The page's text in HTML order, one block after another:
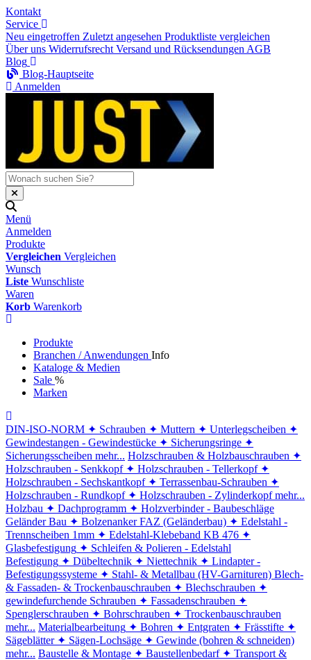
Kontakt
Service
Neu eingetroffen Zuletzt angesehen Produktliste vergleichen
Über uns Widerrufsrecht Versand und Rücksendungen AGB
Blog
Blog-Hauptseite
Anmelden
Menü
Anmelden
Produkte
Vergleichen Vergleichen
Wunsch
Liste Wunschliste
Waren
Korb Warenkorb
Produkte
Branchen / Anwendungen Info
Kataloge & Medien
Sale %
Marken
DIN-ISO-NORM ✦ Schrauben ✦ Muttern ✦ Unterlegscheiben ✦
Gewindestangen - Gewindestücke ✦ Sicherungsringe ✦
Sicherungsscheiben mehr... Holzschrauben & Holzbauschrauben ✦
Holzschrauben - Senkkopf ✦ Holzschrauben - Tellerkopf ✦
Holzschrauben - Sechskantkopf ✦ Terrassenbau-Schrauben ✦
Holzschrauben - Rundkopf ✦ Holzschrauben - Zylinderkopf mehr...
Holzbau ✦ Dachprogramm ✦ Holzverbinder - Baubeschläge
Geländer Bau ✦ Bolzenanker FAZ (Geländerbau) ✦ Edelstahl -
Trennscheiben 1mm ✦ Edelstahl-Klebeband KB 476 ✦
Glasbefestigung ✦ Schleifen & Polieren - Edelstahl
Befestigung ✦ Dübeltechnik ✦ Niettechnik ✦ Lindapter -
Befestigungssysteme ✦ Stahl- & Metallbau (HV-Garnituren) Blech-
& Fassaden- & Trockenbauschrauben ✦ Blechschrauben ✦
gewindefurchende Schrauben ✦ Fassadenschrauben ✦
Spenglerschrauben ✦ Bohrschrauben ✦ Trockenbauschrauben
mehr... Materialbearbeitung ✦ Bohren ✦ Entgraten ✦ Frässtifte ✦
Sägeblätter ✦ Sägen-Lochsäge ✦ Gewinde (bohren & schneiden)
mehr... Baustelle & Montage ✦ Baustellenbedarf ✦ Transport &